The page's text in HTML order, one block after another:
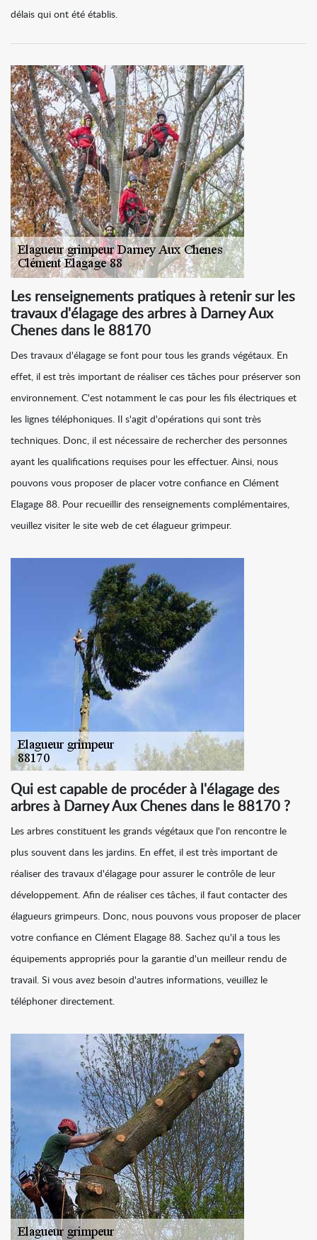
délais qui ont été établis.
Les renseignements pratiques à retenir sur les
travaux d'élagage des arbres à Darney Aux
Chenes dans le 88170
Des travaux d'élagage se font pour tous les grands végétaux. En
effet, il est très important de réaliser ces tâches pour préserver son
environnement. C'est notamment le cas pour les fils électriques et
les lignes téléphoniques. Il s'agit d'opérations qui sont très
techniques. Donc, il est nécessaire de rechercher des personnes
ayant les qualifications requises pour les effectuer. Ainsi, nous
pouvons vous proposer de placer votre confiance en Clément
Elagage 88. Pour recueillir des renseignements complémentaires,
veuillez visiter le site web de cet élagueur grimpeur.
Qui est capable de procéder à l'élagage des
arbres à Darney Aux Chenes dans le 88170 ?
Les arbres constituent les grands végétaux que l'on rencontre le
plus souvent dans les jardins. En effet, il est très important de
réaliser des travaux d'élagage pour assurer le contrôle de leur
développement. Afin de réaliser ces tâches, il faut contacter des
élagueurs grimpeurs. Donc, nous pouvons vous proposer de placer
votre confiance en Clément Elagage 88. Sachez qu'il a tous les
équipements appropriés pour la garantie d'un meilleur rendu de
travail. Si vous avez besoin d'autres informations, veuillez le
téléphoner directement.